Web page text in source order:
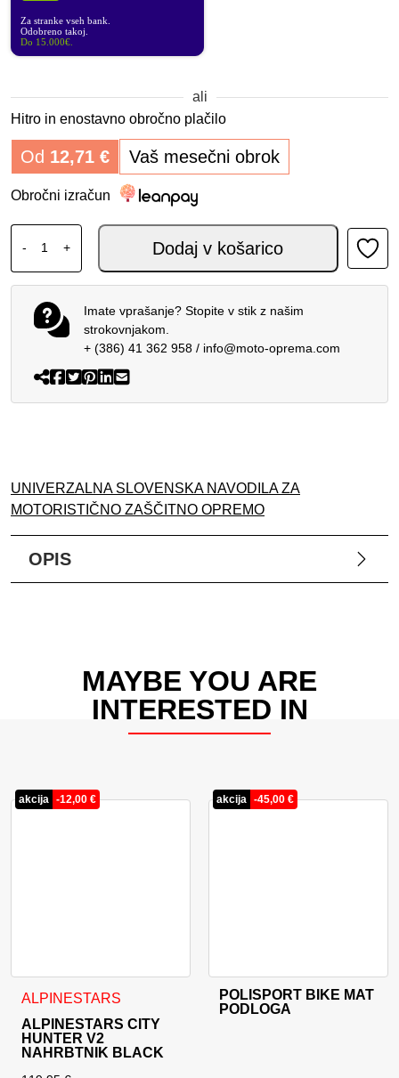
Za stranke vseh bank.
Odobreno takoj.
Do 15.000€.
ali
Hitro in enostavno obročno plačilo
Od 12,71 € Vaš mesečni obrok
Obročni izračun
-
SP CONNECT GPS CRADLE MOUNT količina
+ Dodaj v košarico
Imate vprašanje? Stopite v stik z našim
strokovnjakom.
+ (386) 41 362 958/ info@moto-oprema.com
UNIVERZALNA SLOVENSKA NAVODILA ZA
MOTORISTIČNO ZAŠČITNO OPREMO
OPIS
MAYBE YOU ARE
INTERESTED IN
akcija -12,00 €
ALPINESTARS
ALPINESTARS CITY
HUNTER V2
NAHRBTNIK BLACK
akcija -45,00 €
POLISPORT BIKE MAT
PODLOGA